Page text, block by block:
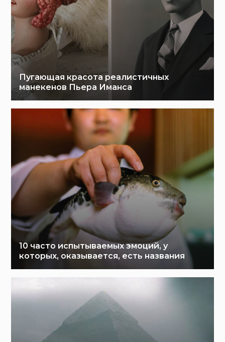
Пугающая красота реалистичных
манекенов Пьера Иманса
10 часто испытываемых эмоций, у
которых, оказывается, есть названия